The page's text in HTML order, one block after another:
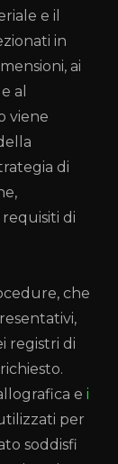
e il
in
ai
al
viene
di
di
che
registri di
e i
per
soddisfi